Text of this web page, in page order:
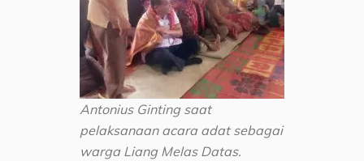
Antonius Ginting saat
pelaksanaan acara adat sebagai
warga Liang Melas Datas.